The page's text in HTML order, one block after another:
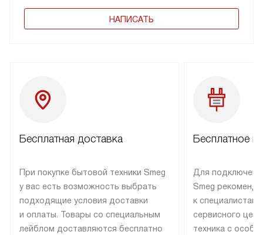
НАПИСАТЬ
Бесплатная доставка
При покупке бытовой техники Smeg
у вас есть возможность выбрать
подходящие условия доставки
и оплаты. Товары со специальным
лейблом доставляются бесплатно
Бесплатное
Для
Smeg
к специалистам
сервисного
техника с